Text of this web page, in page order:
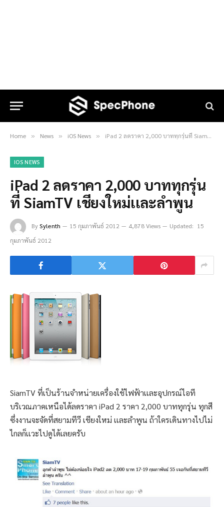
Home » News » iOS News » iPad 2 ลดราคา 2,000 บาททุกรุ่นที่ SiamTV เชียงใหม่เเละลำพูน
IOS NEWS
iPad 2 ลดราคา 2,000 บาททุกรุ่น
ที่ SiamTV เชียงใหม่เเละลำพูน
BySylenth 15 กุมภาพันธ์ 2012 4,878 Views Updated: 15
กุมภาพันธ์ 2012
SiamTV ที่เป็นร้านจำหน่ายเครื่องใช้ไฟฟ้าเเละอุปกรณ์ไอที
บริเวณภาคเหนือได้ลดราคา iPad 2 ราคา 2,000 บาททุกรุ่น ทุกสี
ซึ่งงานจะจัดที่สยามทีวี เชียงใหม่ เเละลำพูน ถ้าใครเดินทางไปไม่
ไกลก็เเวะไปดูได้เลยครับ